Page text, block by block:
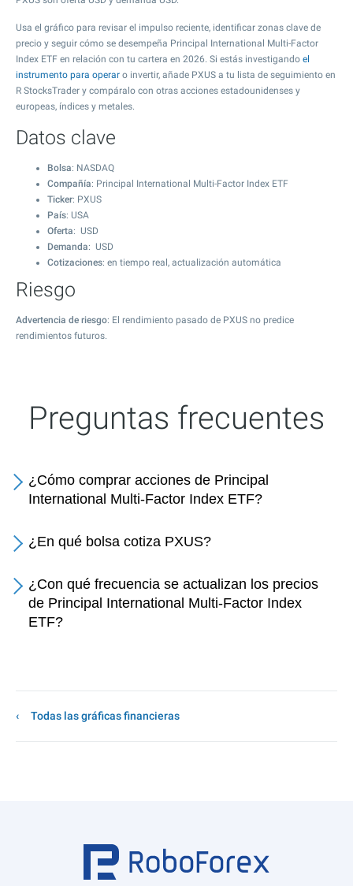
Usa el gráfico para revisar el impulso reciente, identificar zonas clave de
precio y seguir cómo se desempeña Principal International Multi-Factor
Index ETF en relación con tu cartera en 2026. Si estás investigando el
instrumento para operar o invertir, añade PXUS a tu lista de seguimiento en
R StocksTrader y compáralo con otras acciones estadounidenses y
europeas, índices y metales.
Datos clave
Bolsa: NASDAQ
Compañía: Principal International Multi-Factor Index ETF
Ticker: PXUS
País: USA
Oferta: USD
Demanda: USD
Cotizaciones: en tiempo real, actualización automática
Riesgo
Advertencia de riesgo: El rendimiento pasado de PXUS no predice
rendimientos futuros.
Preguntas frecuentes
¿Cómo comprar acciones de Principal
International Multi-Factor Index ETF?
¿En qué bolsa cotiza PXUS?
¿Con qué frecuencia se actualizan los precios
de Principal International Multi-Factor Index
ETF?
Todas las gráficas financieras